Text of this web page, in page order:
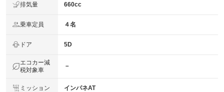
排気量 660cc
乗車定員 ４名
ドア 5D
エコカー減
税対象車
－
ミッション インパネAT